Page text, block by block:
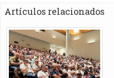
Artículos relacionados